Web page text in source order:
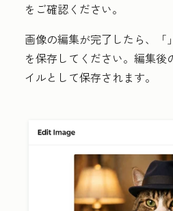
をご確認ください。
画像の編集が完了したら、「
を保存してください。編集後
イルとして保存されます。